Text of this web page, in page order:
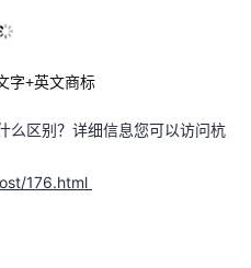
字+英文商标
区别？详细信息您可以访问杭
176.html